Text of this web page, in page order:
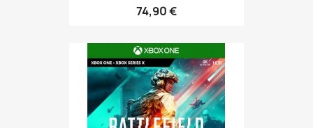
74,90 €